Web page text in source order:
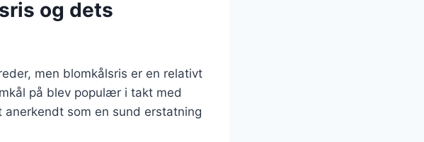
og dets
men blomkålsris er en relativt
på blev populær i takt med
som en sund erstatning